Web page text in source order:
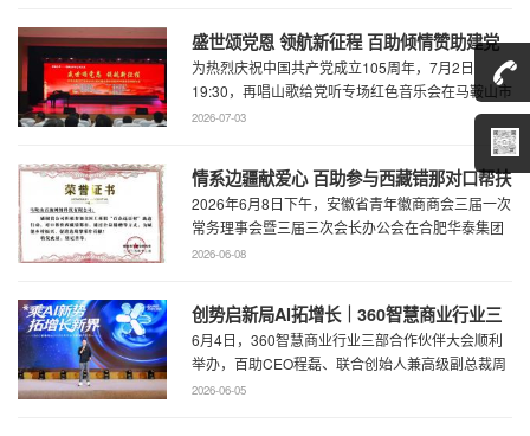
盛世颂党恩 领航新征程 百助倾情赞助建党
105周年文艺展演
为热烈庆祝中国共产党成立105周年，7月2日
19:30，再唱山歌给党听专场红色音乐会在马鞍山市
工人文化宫职工剧场精彩上演。本场音乐会由 ...
2026-07-03
情系边疆献爱心 百助参与西藏错那对口帮扶
行动
2026年6月8日下午，安徽省青年徽商商会三届一次
常务理事会暨三届三次会长办公会在合肥华泰集团
召开。...
2026-06-08
创势启新局AI拓增长｜360智慧商业行业三
部合作伙伴大会圆满召开
6月4日，360智慧商业行业三部合作伙伴大会顺利
举办，百助CEO程磊、联合创始人兼高级副总裁周
慧受邀参会，与360集团副总裁黄剑及行业各合作
2026-06-05